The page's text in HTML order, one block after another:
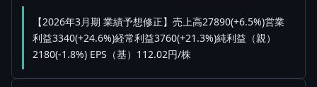
【2026年3月期 業績予想修正】売上高27890(+6.5%)営業
利益3340(+24.6%)経常利益3760(+21.3%)純利益（親）
2180(-1.8%) EPS（基）112.02円/株